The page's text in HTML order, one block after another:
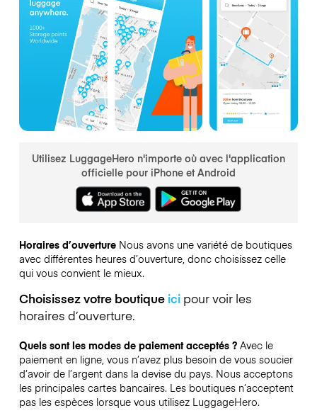
Utilisez LuggageHero n'importe où avec l'application
officielle pour iPhone et Android
Horaires d’ouverture Nous avons une variété de boutiques
avec différentes heures d’ouverture, donc choisissez celle
qui vous convient le mieux.
Choisissez votre boutique icipour voir les
horaires d’ouverture.
Quels sont les modes de paiement acceptés ? Avec le
paiement en ligne, vous n’avez plus besoin de vous soucier
d’avoir de l’argent dans la devise du pays. Nous acceptons
les principales cartes bancaires. Les boutiques n’acceptent
pas les espèces lorsque vous utilisez LuggageHero.